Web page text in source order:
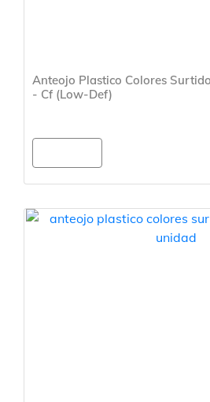
Anteojo Plastico Colores
- Cf (Low-Def)